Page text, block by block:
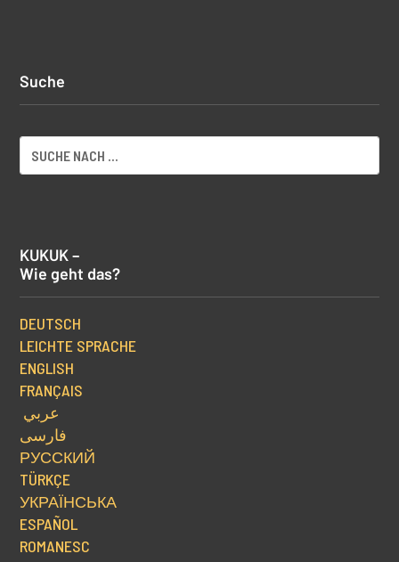
Suche
KUKUK –
Wie geht das?
DEUTSCH
LEICHTE SPRACHE
ENGLISH
FRANÇAIS
عربي
فارسی
РУССКИЙ
TÜRKÇE
УКРАЇНСЬКА
ESPAÑOL
ROMANESC